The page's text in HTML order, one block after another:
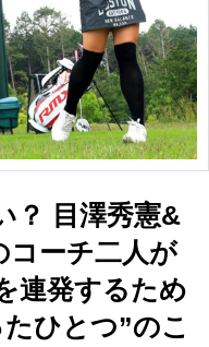
？ 目澤秀憲&
コーチ二人が
連発するため
ひとつ”のこ